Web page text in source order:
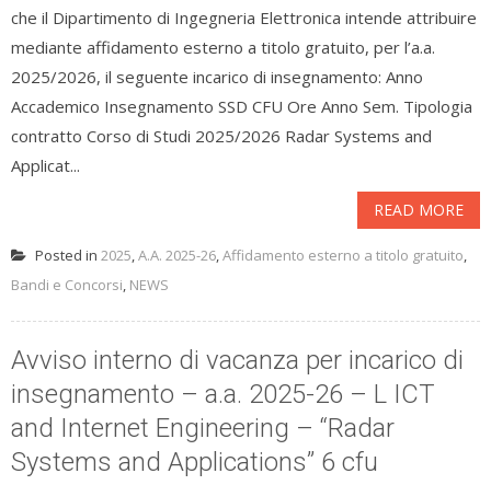
che il Dipartimento di Ingegneria Elettronica intende attribuire
mediante affidamento esterno a titolo gratuito, per l’a.a.
2025/2026, il seguente incarico di insegnamento: Anno
Accademico Insegnamento SSD CFU Ore Anno Sem. Tipologia
contratto Corso di Studi 2025/2026 Radar Systems and
Applicat...
READ MORE
Posted in 2025,A.A. 2025-26,Affidamento esterno a titolo gratuito,
Bandi e Concorsi, NEWS
Avviso interno di vacanza per incarico di
insegnamento – a.a. 2025-26 – L ICT
and Internet Engineering – “Radar
Systems and Applications” 6 cfu